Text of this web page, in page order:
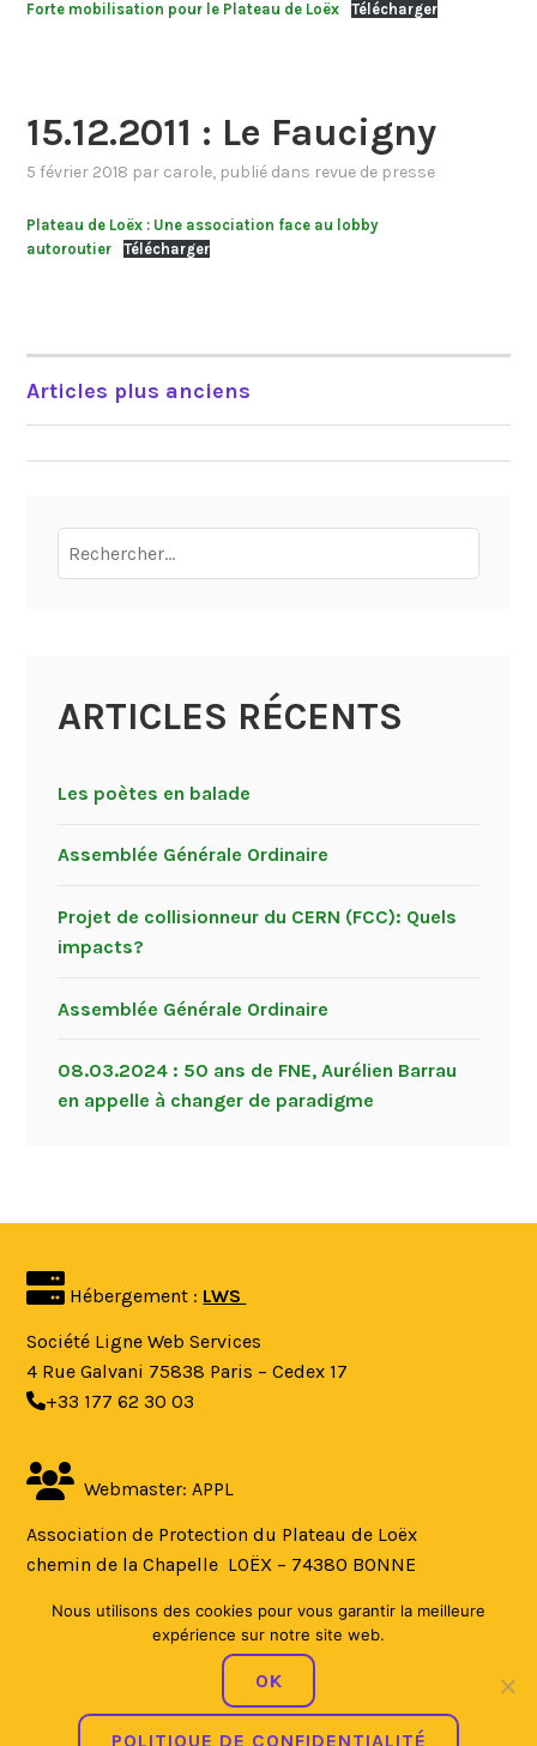
Forte mobilisation pour le Plateau de Loëx Télécharger
15.12.2011 : Le Faucigny
5 février 2018 par carole, publié dans revue de presse
Plateau de Loëx : Une association face au lobby
autoroutier
Télécharger
NAVIGATION
DES
ARTICLES
Articles plus anciens
ARTICLES RÉCENTS
Les poètes en balade
Assemblée Générale Ordinaire
Projet de collisionneur du CERN (FCC): Quels
impacts?
Assemblée Générale Ordinaire
08.03.2024 : 50 ans de FNE, Aurélien Barrau
en appelle à changer de paradigme
Hébergement : LWS
Société Ligne Web Services
4 Rue Galvani 75838 Paris – Cedex 17
+33 177 62 30 03
Webmaster: APPL
Association de Protection du Plateau de Loëx
chemin de la Chapelle LOËX – 74380 BONNE
Politique de confidentialité
Fièrement propulsé par
Nous utilisons des cookies pour vous garantir la meilleure
expérience sur notre site web.
OK
POLITIQUE DE CONFIDENTIALITÉ